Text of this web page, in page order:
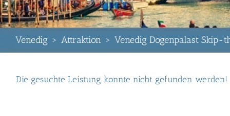
Venedig > Attraktion > Venedig Dogenpalast Skip-
Die gesuchte Leistung konnte nicht gefunden werden!